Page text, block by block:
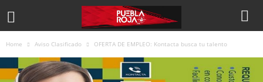
Home Aviso Clasificado OFERTA DE EMPLEO: Kontacta busca tu talento